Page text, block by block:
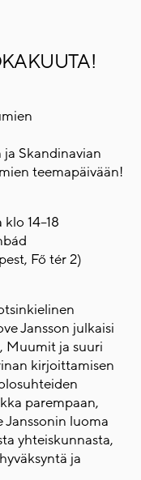
Skandinavian
teemapäivään!
14–18
Fő tér 2)
Jansson julkaisi
Muumit ja suuri
kirjoittamisen
parempaan,
Janssonin luoma
yhteiskunnasta,
ja